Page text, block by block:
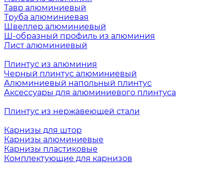
Тавр алюминиевый
Труба алюминиевая
Швеллер алюминиевый
Ш-образный профиль из алюминия
Лист алюминиевый
Плинтус из алюминия
Черный плинтус алюминиевый
Алюминиевый напольный плинтус
Аксессуары для алюминиевого плинтуса
Плинтус из нержавеющей стали
Карнизы для штор
Карнизы алюминиевые
Карнизы пластиковые
Комплектующие для карнизов